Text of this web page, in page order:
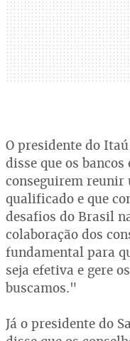
O presidente do
disse que os
conseguirem
qualificado e que
desafios do Brasil
colaboração dos
fundamental para
seja efetiva e gere
buscamos."
Já o presidente do